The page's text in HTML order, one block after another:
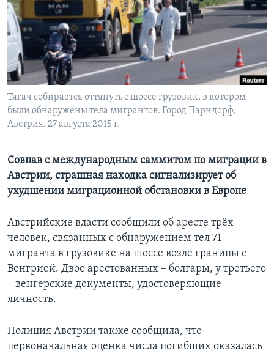
Learning English
СОЦИАЛЬНЫЕ СЕТИ
Языки
Тягач собирается оттянуть с шоссе грузовик, в котором
были обнаружены тела мигрантов. Город Парндорф,
Австрия. 27 августа 2015 г.
Совпав с международным саммитом по миграции в
Австрии, страшная находка сигнализирует об
ухудшении миграционной обстановки в Европе
Австрийские власти сообщили об аресте трёх
человек, связанных с обнаружением тел 71
мигранта в грузовике на шоссе возле границы с
Венгрией. Двое арестованных – болгары, у третьего
– венгерские документы, удостоверяющие
личность.
Полиция Австрии также сообщила, что
первоначальная оценка числа погибших оказалась